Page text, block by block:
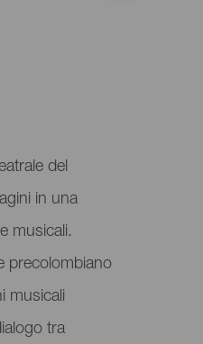
del
in una
musicali.
precolombiano
musicali
tra